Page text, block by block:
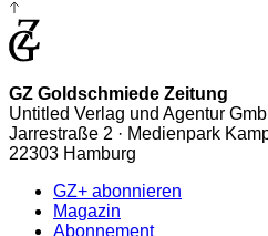
GZ Goldschmiede Zeitung
Untitled Verlag und Agentur
Jarrestraße 2 · Medienpark
22303 Hamburg
GZ+ abonnieren
Magazin
Abonnement